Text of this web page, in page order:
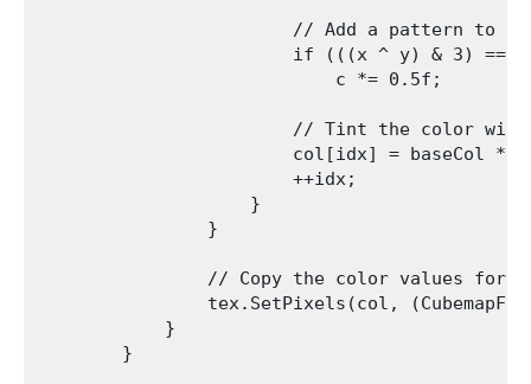
// Add a pattern to
if (((x ^ y) & 3) ==
                            c *= 0.5f;
// Tint the color
col[idx] = baseCol *
                        ++idx;
                    }
                }
// Copy the color values for
tex.SetPixels(col,
            }
        }